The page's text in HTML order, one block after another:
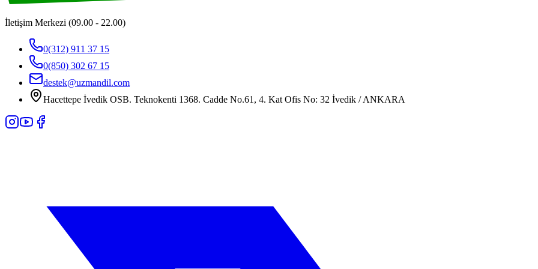
İletişim Merkezi (09.00 - 22.00)
0(312) 911 37 15
0(850) 302 67 15
destek@uzmandil.com
Hacettepe İvedik OSB. Teknokenti 1368. Cadde No.61, 4. Kat Ofis No: 32 İvedik / ANKARA